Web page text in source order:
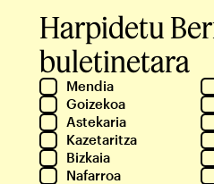
Harpidetu
buletinetara
Mendia
Goizekoa
Astekaria
Kazetaritza
Bizkaia
Nafarroa